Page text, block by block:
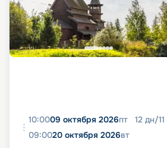
10:0009 октября 2026пт 12 дн/11
09:0020 октября 2026вт